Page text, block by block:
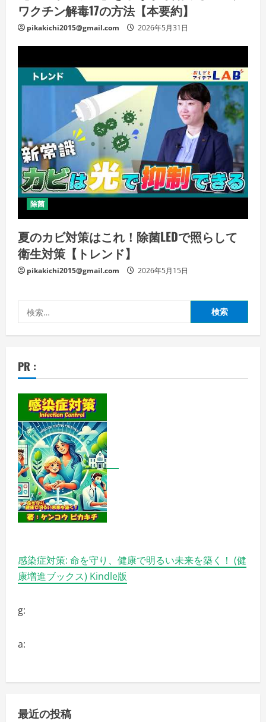
ワクチン解毒17の方法【本要約】
pikakichi2015@gmail.com 2026年5月31日
除菌
夏のカビ対策はこれ！除菌LEDで照らして
衛生対策【トレンド】
pikakichi2015@gmail.com 2026年5月15日
索:
PR :
感染症対策: 命を守り、健康で明るい未来を築く！ (健
康増進ブックス) Kindle版
g:
a:
最近の投稿